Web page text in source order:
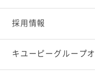
採用情報
キユーピーグループ